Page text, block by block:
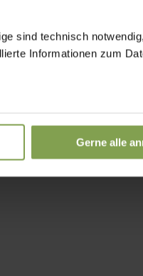
sind technisch
Informationen zum
Gerne alle